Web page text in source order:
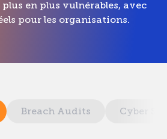
plus en plus vulnérables, avec
pour les organisations.
Breach Audits Cyber